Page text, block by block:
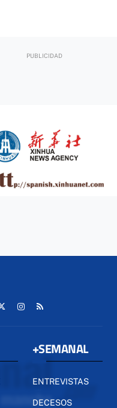
+SEMANAL
ENTREVISTAS
DECESOS